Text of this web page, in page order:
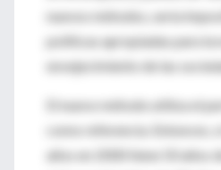
nuevos métodos, sería
políticas apropiadas para la
envejecimiento de las
El nuevo método utiliza el
como referencia. Entonces,
años en 2000 tiene 50 años